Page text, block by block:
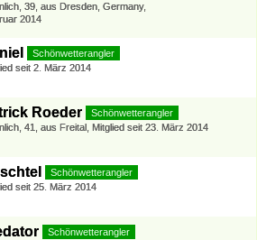
39 aus Dresden, Germany
2014
Schönwetterangler
seit 2. März 2014
Roeder
Schönwetterangler
41 aus Freital Mitglied seit 23. März 2014
Schönwetterangler
seit 25. März 2014
Schönwetterangler